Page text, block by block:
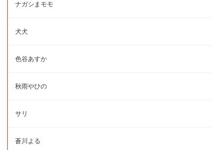
ナガシまモモ
犬犬
色谷あすか
秋雨やひの
サリ
蒼川よる